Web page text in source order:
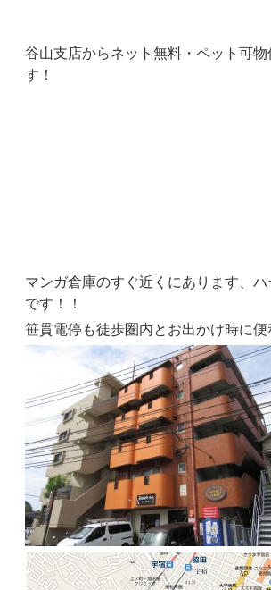
谷山支店からネット無料・ペット可物
す！
マンガ倉庫のすぐ近くにあります、
です！！
笹貫電停も徒歩圏内とお出かけ時に便